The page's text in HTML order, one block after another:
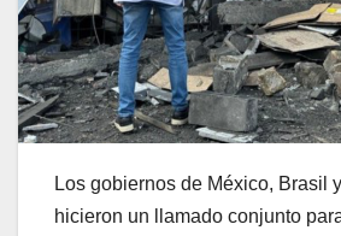
Los gobiernos de México, Brasil
hicieron un llamado conjunto